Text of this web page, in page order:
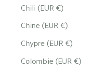
Chili (EUR €)
Chine (EUR €)
Chypre (EUR €)
Colombie (EUR €)